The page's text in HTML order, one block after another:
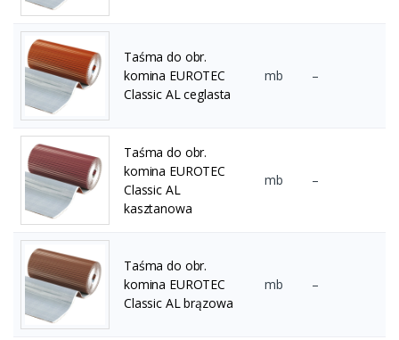
Taśma do obr.
komina EUROTEC
Classic AL ceglasta
mb –
Taśma do obr.
komina EUROTEC
Classic AL
kasztanowa
mb –
Taśma do obr.
komina EUROTEC
Classic AL brązowa
mb –